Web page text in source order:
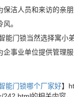
保洁人员和来访的亲
。
门锁当然选择寓小
企事业单位提供管理
能门锁哪个厂家好】